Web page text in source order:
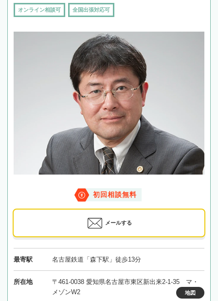
オンライン相談可 全国出張対応可
初回相談無料
メールする
最寄駅 名古屋鉄道「森下駅」徒歩13分
所在地
〒461-0038 愛知県名古屋市東区新出来2-1-35 マ・
メゾンW2
地図